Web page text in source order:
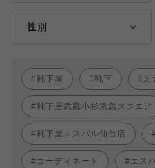
性別
靴下屋 靴下 足
靴下屋武蔵小杉東急スクエア
靴下屋エスパル仙台店
コーディネート エス